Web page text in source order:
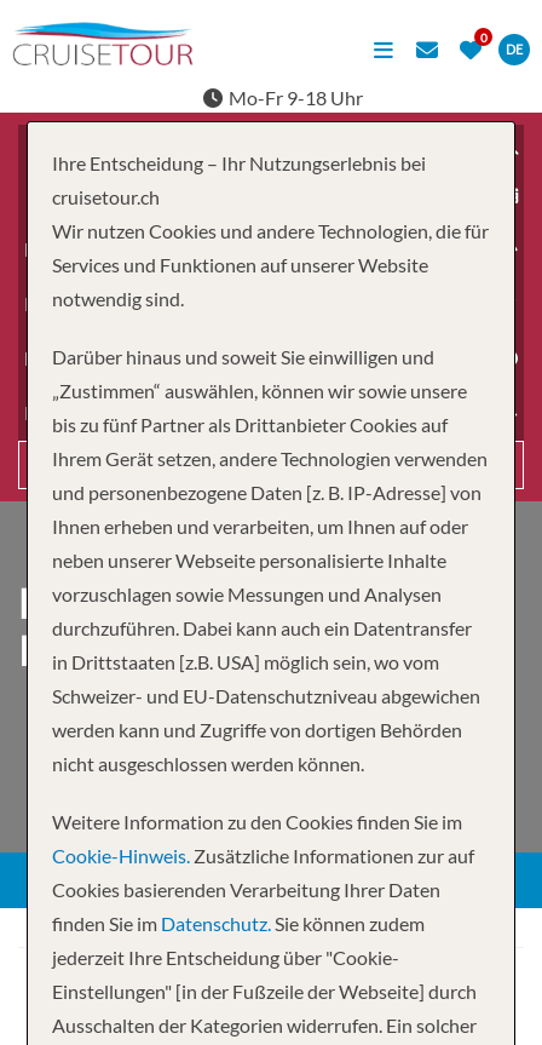
DE
Mo-Fr 9-18 Uhr
Erwachsene
Kinder
Dauer
Reiseart
Suchen
EXPEDITION JENSEITS DES
POLARKREISES
Ihre Kreuzfahrt
Ihre Entscheidung – Ihr Nutzungserlebnis bei
cruisetour.ch
Wir nutzen Cookies und andere Technologien, die für
Services und Funktionen auf unserer Website
notwendig sind.
Darüber hinaus und soweit Sie einwilligen und
„Zustimmen“ auswählen, können wir sowie unsere
bis zu fünf Partner als Drittanbieter Cookies auf
Ihrem Gerät setzen, andere Technologien verwenden
und personenbezogene Daten [z. B. IP-Adresse] von
Ihnen erheben und verarbeiten, um Ihnen auf oder
neben unserer Webseite personalisierte Inhalte
vorzuschlagen sowie Messungen und Analysen
durchzuführen. Dabei kann auch ein Datentransfer
in Drittstaaten [z.B. USA] möglich sein, wo vom
Schweizer- und EU-Datenschutzniveau abgewichen
werden kann und Zugriffe von dortigen Behörden
nicht ausgeschlossen werden können.
Weitere Information zu den Cookies finden Sie im
Cookie-Hinweis. Zusätzliche Informationen zur auf
Cookies basierenden Verarbeitung Ihrer Daten
finden Sie im Datenschutz.Sie können zudem
jederzeit Ihre Entscheidung über "Cookie-
Einstellungen" [in der Fußzeile der Webseite] durch
Ausschalten der Kategorien widerrufen. Ein solcher